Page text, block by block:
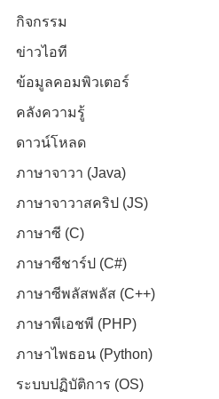
กิจกรรม
ข่าวไอที
ข้อมูลคอมพิวเตอร์
คลังความรู้
ดาวน์โหลด
ภาษาจาวา (Java)
ภาษาจาวาสคริป (JS)
ภาษาซี (C)
ภาษาซีชาร์ป (C#)
ภาษาซีพลัสพลัส (C++)
ภาษาพีเอชพี (PHP)
ภาษาไพธอน (Python)
ระบบปฏิบัติการ (OS)